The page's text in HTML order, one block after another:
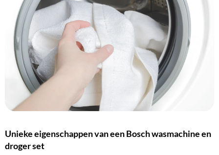
Unieke eigenschappen van een Bosch wasmachine en
droger set